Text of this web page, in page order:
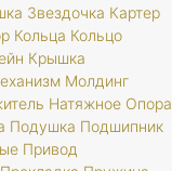
Звездочка Картер
Кольца Кольцо
Крышка
Молдинг
Натяжное Опора
Подушка Подшипник
Привод